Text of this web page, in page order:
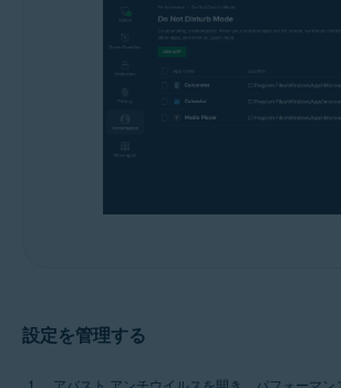
設定を管理する